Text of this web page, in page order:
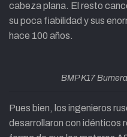
cabeza plana. El resto
su poca fiabilidad y sus
hace 100 años.
BMP K17
Pues bien, los ingenieros
desarrollaron con idénticos